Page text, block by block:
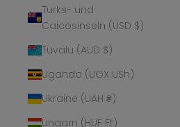
Turks- und
Caicosinseln (USD $)
Tuvalu (AUD $)
Uganda (UGX USh)
Ukraine (UAH ₴)
Ungarn (HUF Ft)